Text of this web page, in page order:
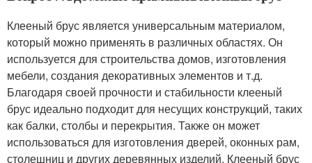
Клееный брус является универсальным материалом,
который можно применять в различных областях. Он
используется для строительства домов, изготовления
мебели, создания декоративных элементов и т.д.
Благодаря своей прочности и стабильности клееный
брус идеально подходит для несущих конструкций, таких
как балки, столбы и перекрытия. Также он может
использоваться для изготовления дверей, оконных рам,
столешниц и других деревянных изделий. Клееный брус